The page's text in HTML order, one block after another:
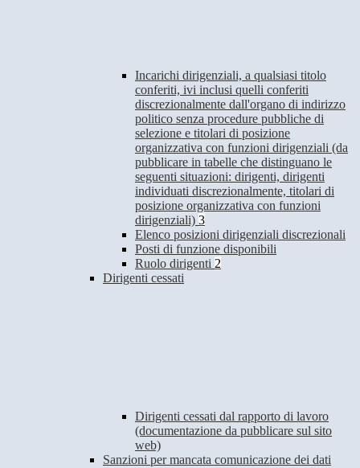
Incarichi dirigenziali, a qualsiasi titolo
conferiti, ivi inclusi quelli conferiti
discrezionalmente dall'organo di indirizzo
politico senza procedure pubbliche di
selezione e titolari di posizione
organizzativa con funzioni dirigenziali (da
pubblicare in tabelle che distinguano le
seguenti situazioni: dirigenti, dirigenti
individuati discrezionalmente, titolari di
posizione organizzativa con funzioni
dirigenziali) 3
Elenco posizioni dirigenziali discrezionali
Posti di funzione disponibili
Ruolo dirigenti 2
Dirigenti cessati
Dirigenti cessati dal rapporto di lavoro
(documentazione da pubblicare sul sito
web)
Sanzioni per mancata comunicazione dei dati